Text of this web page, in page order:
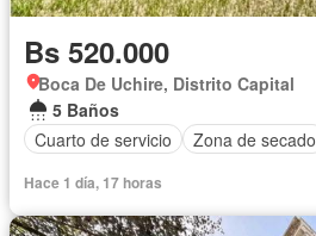
Bs 520.000
Boca De Uchire, Distrito Capital
5 Baños
Cuarto de servicio
Zona de secado
Hace 1 día, 17 horas